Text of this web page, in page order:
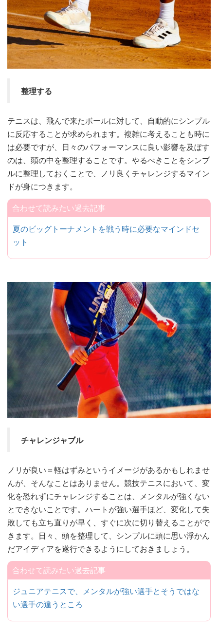
整理する
テニスは、飛んで来たボールに対して、自動的にシンプル
に反応することが求められます。複雑に考えることも時に
は必要ですが、日々のパフォーマンスに良い影響を及ぼす
のは、頭の中を整理することです。やるべきことをシンプ
ルに整理しておくことで、ノリ良くチャレンジするマイン
ドが身につきます。
合わせて読みたい過去記事
夏のビッグトーナメントを戦う時に必要なマインドセ
ット
チャレンジャブル
ノリが良い＝軽はずみというイメージがあるかもしれませ
んが、そんなことはありません。競技テニスにおいて、変
化を恐れずにチャレンジすることは、メンタルが強くない
とできないことです。ハートが強い選手ほど、変化して失
敗しても立ち直りが早く、すぐに次に切り替えることがで
きます。日々、頭を整理して、シンプルに頭に思い浮かん
だアイディアを遂行できるようにしておきましょう。
合わせて読みたい過去記事
ジュニアテニスで、メンタルが強い選手とそうではな
い選手の違うところ